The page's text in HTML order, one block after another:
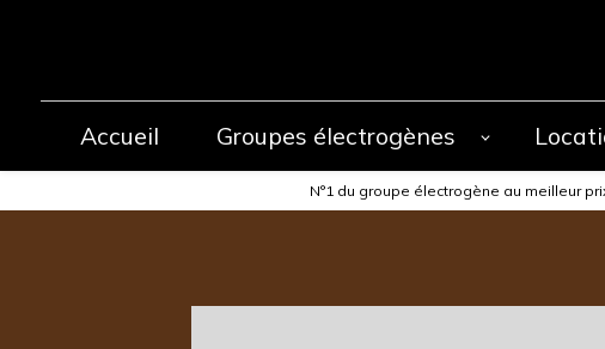
Accueil Groupes électrogènes
N°1 du groupe électrogène au meilleur